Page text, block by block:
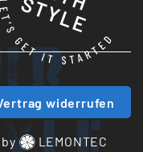
by LEMONTEC
widerrufen